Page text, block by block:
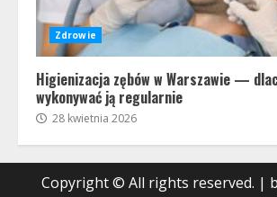
Zdrowie
Higienizacja zębów w Warszawie —
wykonywać ją regularnie
28 kwietnia 2026
Copyright © All rights reserved. |